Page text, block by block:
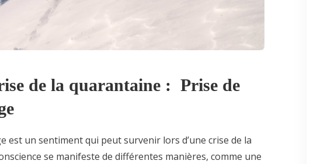
de la quarantaine : Prise de
est un sentiment qui peut survenir lors d’une crise de la
se manifeste de différentes manières, comme une